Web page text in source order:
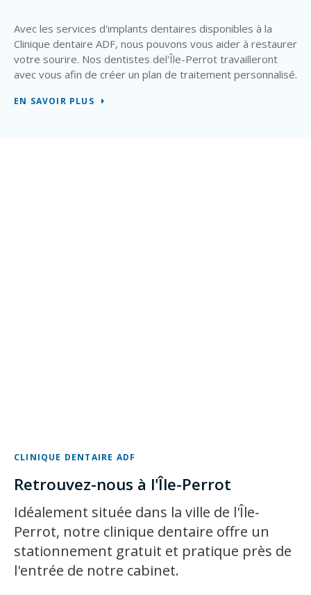
Avec les services d'implants dentaires disponibles à la
Clinique dentaire ADF, nous pouvons vous aider à restaurer
votre sourire. Nos dentistes del'Île-Perrot travailleront
avec vous afin de créer un plan de traitement personnalisé.
EN SAVOIR PLUS
CLINIQUE DENTAIRE ADF
Retrouvez-nous à l'Île-Perrot
Idéalement située dans la ville de l'Île-
Perrot, notre clinique dentaire offre un
stationnement gratuit et pratique près de
l'entrée de notre cabinet.